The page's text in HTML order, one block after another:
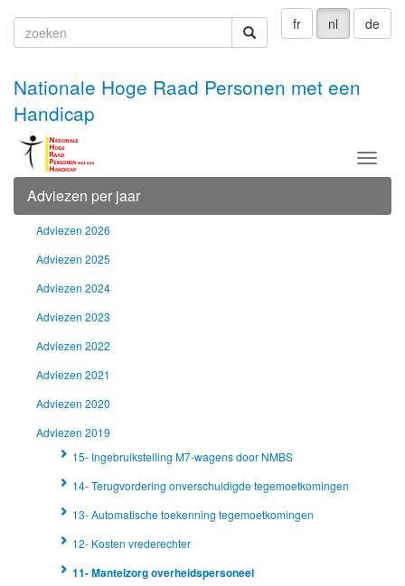
fr nl de
zoeken
Nationale Hoge Raad Personen met een
Handicap
Menu
Adviezen per jaar
Adviezen 2026
Adviezen 2025
Adviezen 2024
Adviezen 2023
Adviezen 2022
Adviezen 2021
Adviezen 2020
Adviezen 2019
15- Ingebruikstelling M7-wagens door NMBS
14- Terugvordering onverschuldigde tegemoetkomingen
13- Automatische toekenning tegemoetkomingen
12- Kosten vrederechter
11- Mantelzorg overheidspersoneel